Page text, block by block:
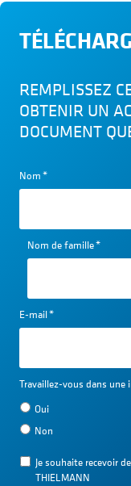
REMPLISSEZ
OBTENIR UN
DOCUMENT
Nom*
Nom de famille*
E-mail*
Travaillez-vous dans
Oui
Non
Je souhaite recevoir
THIELMANN